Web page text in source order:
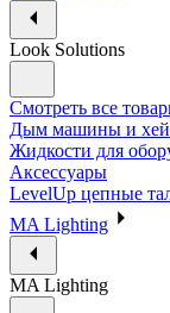
Look Solutions
Смотреть все
Дым машины и
Жидкости для
Аксессуары
LevelUp цепные
MA Lighting
MA Lighting